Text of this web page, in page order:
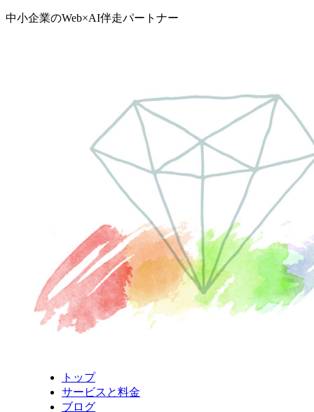
中小企業のWeb×AI伴走パートナー
トップ
サービスと料金
ブログ